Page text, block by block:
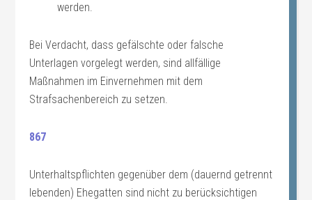
werden.
Bei Verdacht, dass gefälschte oder falsche
Unterlagen vorgelegt werden, sind allfällige
Maßnahmen im Einvernehmen mit dem
Strafsachenbereich zu setzen.
867
Unterhaltspflichten gegenüber dem (dauernd getrennt
lebenden) Ehegatten sind nicht zu berücksichtigen